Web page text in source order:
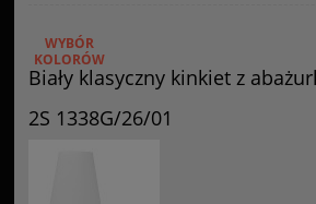
Biały klasyczny kinkiet z
2S 1338G/26/01
WYBÓR
KOLORÓW